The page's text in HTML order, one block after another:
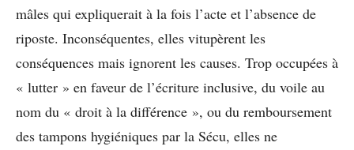
mâles qui expliquerait à la fois l’acte et l’absence de
riposte. Inconséquentes, elles vitupèrent les
conséquences mais ignorent les causes. Trop occupées à
« lutter » en faveur de l’écriture inclusive, du voile au
nom du « droit à la différence », ou du remboursement
des tampons hygiéniques par la Sécu, elles ne